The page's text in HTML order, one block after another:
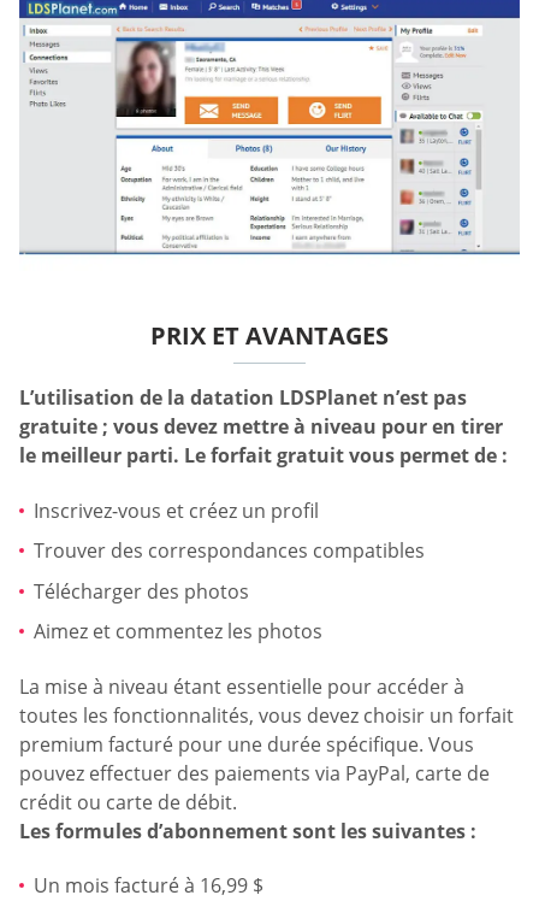
PRIX ET AVANTAGES
L’utilisation de la datation LDSPlanet n’est pas
gratuite ; vous devez mettre à niveau pour en tirer
le meilleur parti. Le forfait gratuit vous permet de :
Inscrivez-vous et créez un profil
Trouver des correspondances compatibles
Télécharger des photos
Aimez et commentez les photos
La mise à niveau étant essentielle pour accéder à
toutes les fonctionnalités, vous devez choisir un forfait
premium facturé pour une durée spécifique. Vous
pouvez effectuer des paiements via PayPal, carte de
crédit ou carte de débit.
Les formules d’abonnement sont les suivantes :
Un mois facturé à 16,99 $